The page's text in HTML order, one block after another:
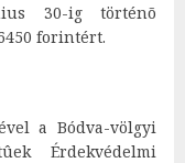
30-ig történõ
forintért.
a Bódva-völgyi
Érdekvédelmi